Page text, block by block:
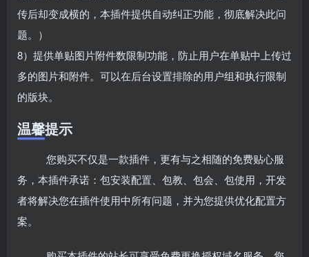
传后却变成横的，本插件提供自动纠正功能，彻底解决此问
题。）
8）提供单贴图片附件数限制功能，防止用户在单贴中上传过
多的图片和附件。可以在后台设置排除的用户组和执行限制
的版块。
温馨提示
您购买不仅是一款插件，更有与之相随的免费贴心服
务，本插件承诺：包安装配置、包教、包会、包使用，开发
者将解决您在插件使用中所有问题，并为您提供优化配置方
案。